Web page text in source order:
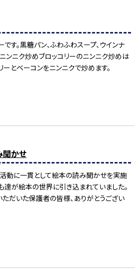
す。黒糖パン、ふわふわスープ、ウインナ
ンニク炒めブロッコリーのニンニク炒めは
ーとベーコンをニンニクで炒めます。
聞かせ
動に一貫として絵本の読み聞かせを実施
達が絵本の世界に引き込まれていました。
だいた保護者の皆様、ありがとうござい